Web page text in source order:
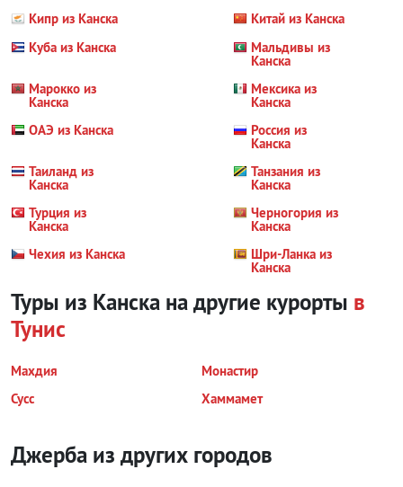
Кипр из Канска
Китай из Канска
Куба из Канска
Мальдивы из
Канска
Марокко из
Канска
Мексика из
Канска
ОАЭ из Канска
Россия из
Канска
Таиланд из
Канска
Танзания из
Канска
Турция из
Канска
Черногория из
Канска
Чехия из Канска
Шри-Ланка из
Канска
Туры из Канска на другие курорты в
Тунис
Махдия
Монастир
Сусс
Хаммамет
Джерба из других городов